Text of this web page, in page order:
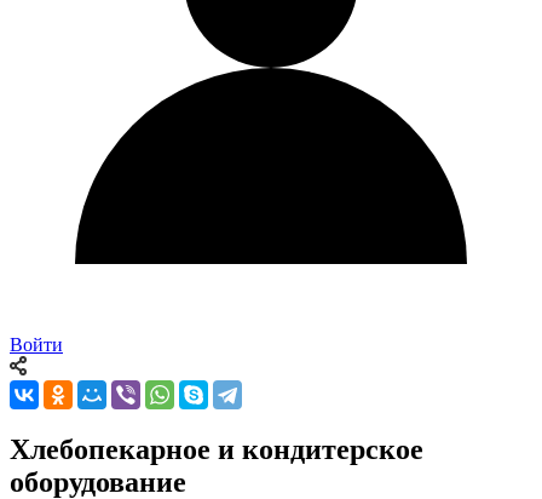
Войти
Хлебопекарное и кондитерское
оборудование